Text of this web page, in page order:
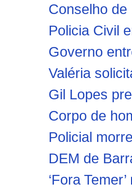
Conselho
Policia Civil
Governo
Valéria
Gil Lopes
Corpo de
Policial
DEM de
‘Fora